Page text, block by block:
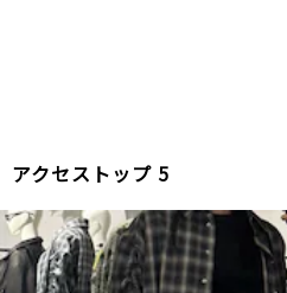
アクセストップ 5